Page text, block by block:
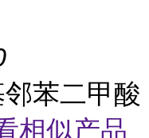
苯二甲酸
相似产品